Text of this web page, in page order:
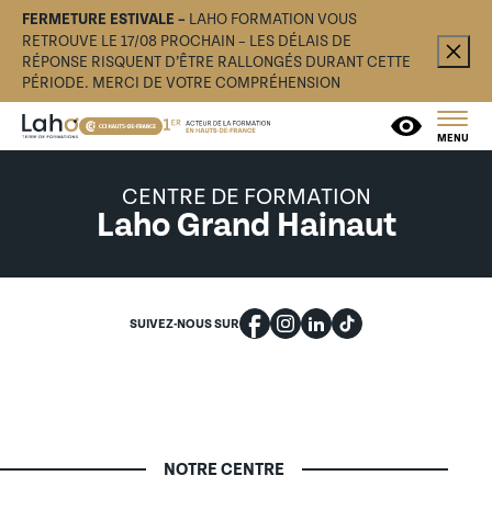
FERMETURE ESTIVALE – LAHO FORMATION VOUS
RETROUVE LE 17/08 PROCHAIN – LES DÉLAIS DE
RÉPONSE RISQUENT D’ÊTRE RALLONGÉS DURANT CETTE
PÉRIODE. MERCI DE VOTRE COMPRÉHENSION
MENU
CENTRE DE FORMATION
Laho Grand Hainaut
SUIVEZ-NOUS SUR
NOTRE CENTRE